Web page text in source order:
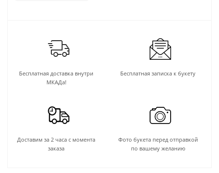
Бесплатная доставка внутри
МКАДа!
Бесплатная записка к букету
Доставим за 2 часа с момента
заказа
Фото букета перед отправкой
по вашему желанию